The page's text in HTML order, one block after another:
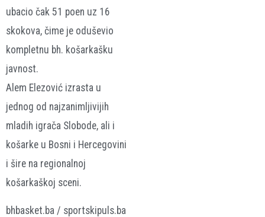
ubacio čak 51 poen uz 16
skokova, čime je oduševio
kompletnu bh. košarkašku
javnost.
Alem Elezović izrasta u
jednog od najzanimljivijih
mladih igrača Slobode, ali i
košarke u Bosni i Hercegovini
i šire na regionalnoj
košarkaškoj sceni.
bhbasket.ba / sportskipuls.ba